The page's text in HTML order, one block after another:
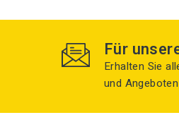
Für
Erhalten Sie
und Angeboten